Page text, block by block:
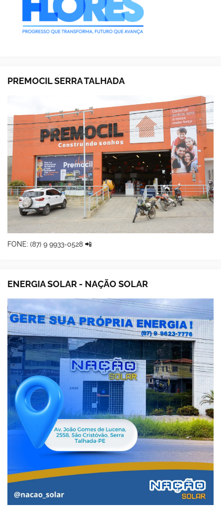
PREMOCIL SERRA TALHADA
FONE: (87) 9 9933-0528 📲
ENERGIA SOLAR - NAÇÃO SOLAR